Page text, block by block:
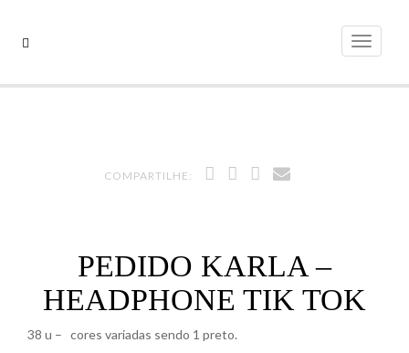
para
Alternar
COMPARTILHE:
PEDIDO KARLA –
HEADPHONE TIK TOK
38 u – cores variadas sendo 1 preto.